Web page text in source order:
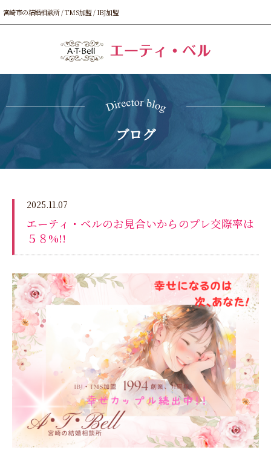
宮崎市の結婚相談所 / TMS加盟 / IBJ加盟
ブログ
2025.11.07
エーティ・ベルのお見合いからのプレ交際率は
５８%!!